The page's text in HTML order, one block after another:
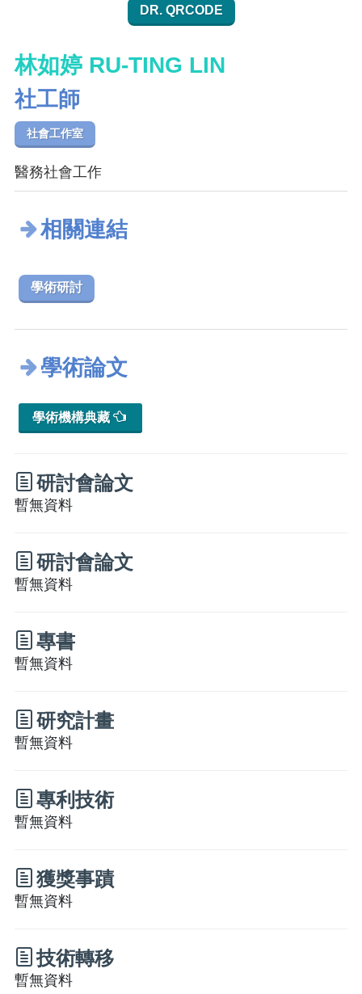
DR. QRCODE
林如婷 RU-TING LIN
社工師
社會工作室
醫務社會工作
相關連結
學術研討
學術論文
學術機構典藏
研討會論文
暫無資料
研討會論文
暫無資料
專書
暫無資料
研究計畫
暫無資料
專利技術
暫無資料
獲獎事蹟
暫無資料
技術轉移
暫無資料